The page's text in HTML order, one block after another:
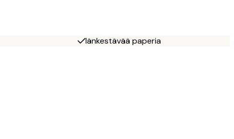
Iänkestävää paperia